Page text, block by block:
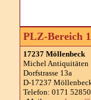
PLZ-Bereich 1
17237 Möllenbeck
Michel Antiquitäten
Dorfstrasse 13a
D-17237
Telefon: 0171